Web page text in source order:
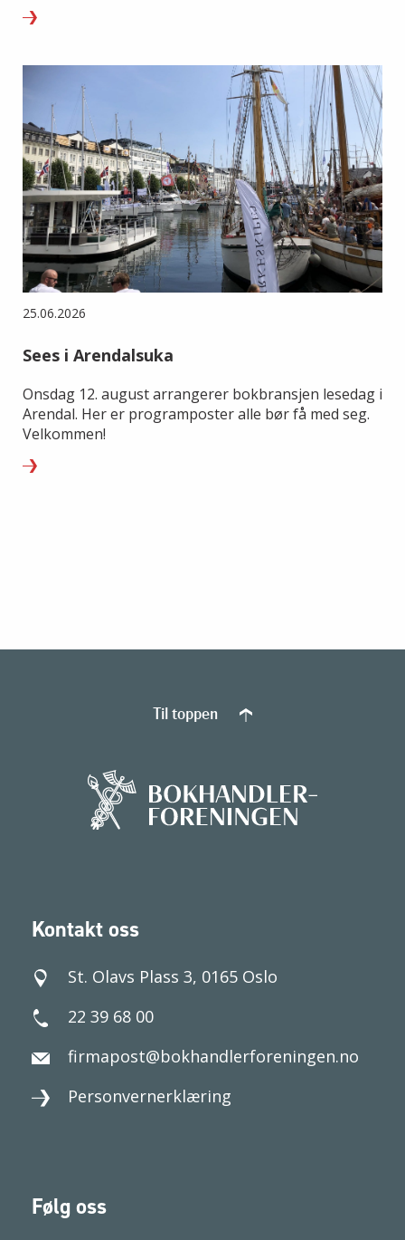
25.06.2026
Sees i Arendalsuka
Onsdag 12. august arrangerer bokbransjen lesedag i
Arendal. Her er programposter alle bør få med seg.
Velkommen!
Kontakt oss
St. Olavs Plass 3, 0165 Oslo
22 39 68 00
firmapost@bokhandlerforeningen.no
Personvernerklæring
Følg oss
Til toppen